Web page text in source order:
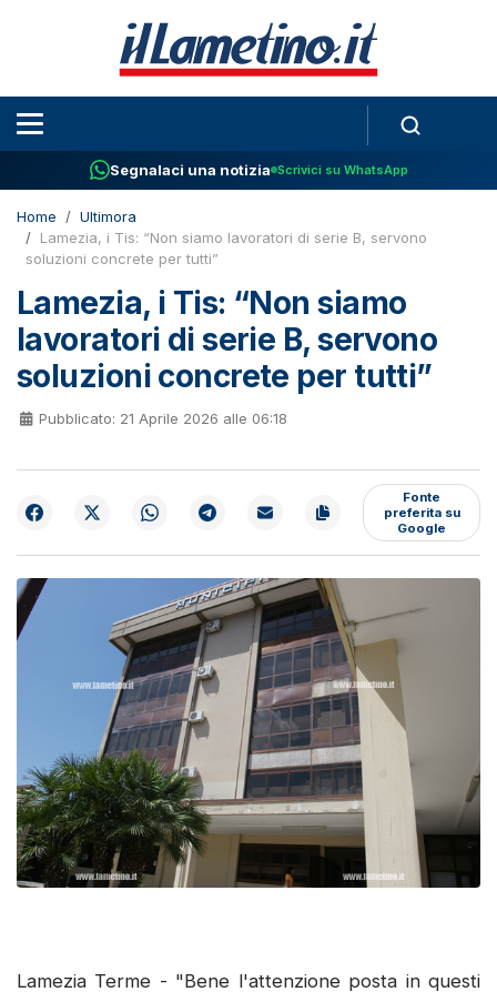
Segnalaci una notizia Scrivici su WhatsApp
Home
Ultimora
Lamezia, i Tis: “Non siamo lavoratori di serie B, servono
soluzioni concrete per tutti”
Lamezia, i Tis: “Non siamo
lavoratori di serie B, servono
soluzioni concrete per tutti”
Pubblicato: 21 Aprile 2026 alle 06:18
Fonte
preferita su
Google
Lamezia Terme - "Bene l'attenzione posta in questi